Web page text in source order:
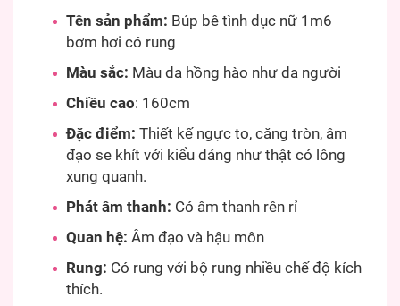
Tên sản phẩm: Búp bê tình dục nữ 1m6
bơm hơi có rung
Màu sắc: Màu da hồng hào như da người
Chiều cao: 160cm
Đặc điểm: Thiết kế ngực to, căng tròn, âm
đạo se khít với kiểu dáng như thật có lông
xung quanh.
Phát âm thanh: Có âm thanh rên rỉ
Quan hệ: Âm đạo và hậu môn
Rung: Có rung với bộ rung nhiều chế độ kích
thích.